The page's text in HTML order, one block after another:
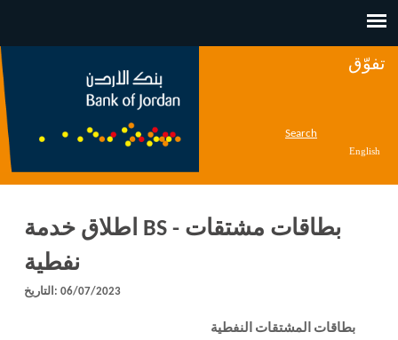
تفوّق
Search
English
اطلاق خدمة BS - بطاقات مشتقات
نفطية
التاريخ: 06/07/2023
بطاقات المشتقات النفطية